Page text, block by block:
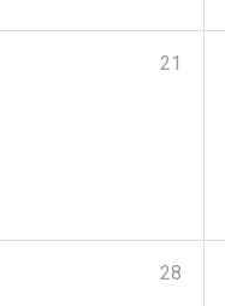
21
28